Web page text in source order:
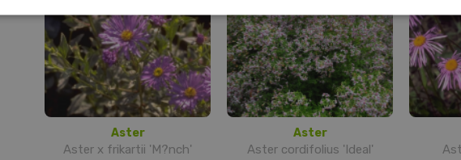
Aster
Aster x frikartii 'M?nch'
Aster
Aster cordifolius 'Ideal'